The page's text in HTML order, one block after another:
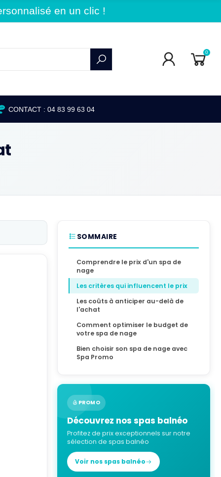
en un clic !
0
CONTACT : 04 83 99 63 04
SOMMAIRE
Comprendre le prix d'un spa de
nage
Les critères qui influencent le prix
Les coûts à anticiper au-delà de
l'achat
Comment optimiser le budget de
votre spa de nage
Bien choisir son spa de nage avec
Spa Promo
PROMO
Découvrez nos spas balnéo
Profitez de prix exceptionnels sur notre
sélection de spas balnéo
Voir nos spas balnéo